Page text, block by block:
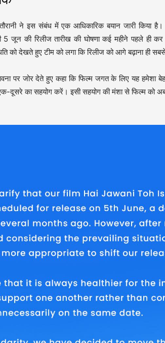
ने इस संबंध में एक आधिकारिक बयान जारी किया है।
की रिलीज तारीख की घोषणा कई महीने पहले ही कर
को देखते हुए टीम को लगा कि रिलीज को आगे बढ़ाना ही
पर जोर देते हुए कहा कि फिल्म जगत के लिए यह हमेशा
दूसरे का सहयोग करें। इसी सहयोग की मंशा से फिल्म को